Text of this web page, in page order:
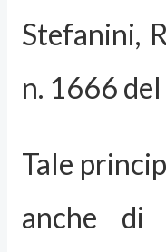
Stefanini,
n. 1666
Tale
anche di